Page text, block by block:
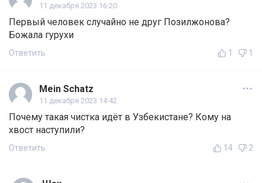
11 декабря 2023 16:20
Первый человек случайно не друг Позилжонова?
Божала гурухи
Ответить 1 1
Mein Schatz
11 декабря 2023 14:42
Почему такая чистка идёт в Узбекистане? Кому на
хвост наступили?
Ответить 14 2